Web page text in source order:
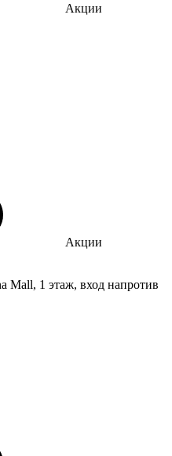
Акции
Акции
Mall, 1 этаж, вход напротив